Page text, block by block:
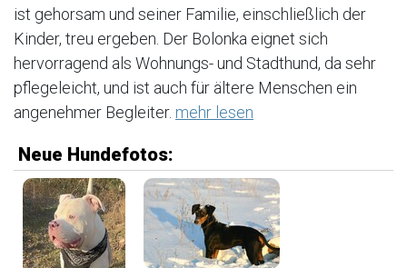
ist gehorsam und seiner Familie, einschließlich der
Kinder, treu ergeben. Der Bolonka eignet sich
hervorragend als Wohnungs- und Stadthund, da sehr
pflegeleicht, und ist auch für ältere Menschen ein
angenehmer Begleiter. mehr lesen
Neue Hundefotos: